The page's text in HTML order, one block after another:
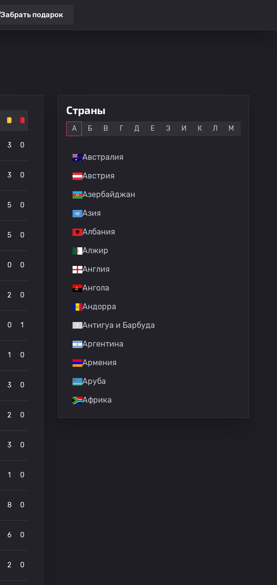
Забрать подарок
3 0
3 0
5 0
5 0
0 0
2 0
0 1
1 0
3 0
2 0
3 0
1 0
8 0
6 0
2 0
Страны
А Б В Г Д Е З И К Л М
Австралия
Австрия
Азербайджан
Азия
Албания
Алжир
Англия
Ангола
Андорра
Антигуа и Барбуда
Аргентина
Армения
Аруба
Африка